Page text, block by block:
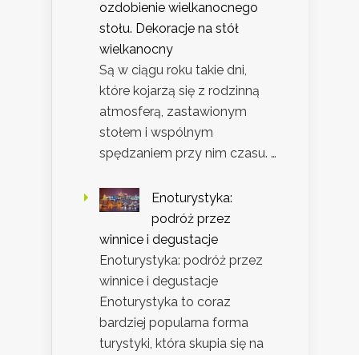
ozdobienie wielkanocnego
stołu. Dekoracje na stół
wielkanocny
Są w ciągu roku takie dni,
które kojarzą się z rodzinną
atmosferą, zastawionym
stołem i wspólnym
spędzaniem przy nim czasu. …
Enoturystyka:
podróż przez
winnice i degustacje
Enoturystyka: podróż przez
winnice i degustacje
Enoturystyka to coraz
bardziej popularna forma
turystyki, która skupia się na